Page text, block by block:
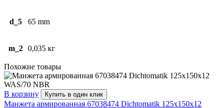
d_5 65 mm
m_2 0,035 кг
Похожие товары
В корзину Купить в один клик
Манжета армированная 67038474 Dichtomatik 125x150x12